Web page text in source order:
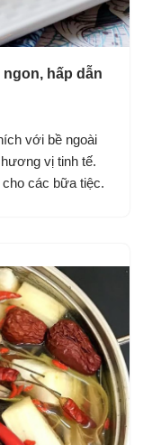
hấp dẫn
với bề ngoài
vị tinh tế.
các bữa tiệc.